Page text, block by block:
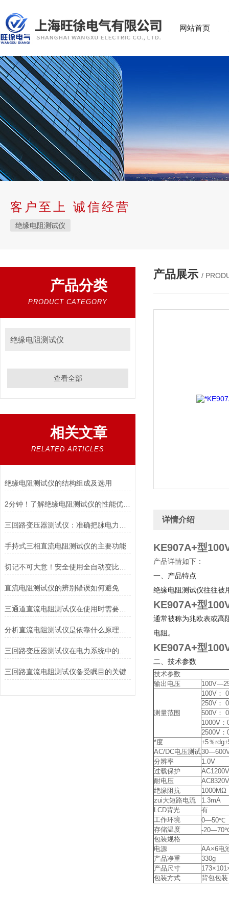
网站首页
客户至上 诚信经营
绝缘电阻测试仪
产品分类
PRODUCT CATEGORY
绝缘电阻测试仪
查看全部
相关文章
RELATED ARTICLES
绝缘电阻测试仪的结构组成及选用
2分钟！了解绝缘电阻测试仪的性能优势！
手持式三相直流电阻测试仪的主要功能
直流电阻测试仪的辨别错误如何避免
三通道直流电阻测试仪在使用时需要注意的安全措施
三回路直流电阻测试仪备受瞩目的关键
产品展示 /
详情介绍
KE907A+型
产品详情如下：
一、产品特点
绝缘电阻测试仪往往被
KE907A+型
通常被称为兆欧表或高
电阻。
KE907A+型
二、技术参数
技术参数
输出电压
测量范围
100V：
250V：
500V：
1000V
2500V
*度
±5％
AC/DC电压测试
分辨率
1.0V
过载保护
耐电压
绝缘阻抗
1000MΩ
zui大短路电流
1.3mA
LCD背光
有
工作环境
0—50℃
存储温度
-
包装规格
电源
AA×6电
产品净重
330g
产品尺寸
包装方式
背包包装